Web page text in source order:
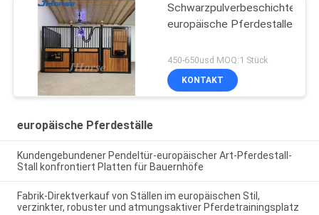
Schwarzpulverbeschichtete
europäische Pferdestalle
450-650usd MOQ:1 Stück
KONTAKT
europäische Pferdeställe
Kundengebundener Pendeltür-europäischer Art-Pferdestall-
Stall konfrontiert Platten für Bauernhöfe
Fabrik-Direktverkauf von Ställen im europäischen Stil,
verzinkter, robuster und atmungsaktiver Pferdetrainingsplatz